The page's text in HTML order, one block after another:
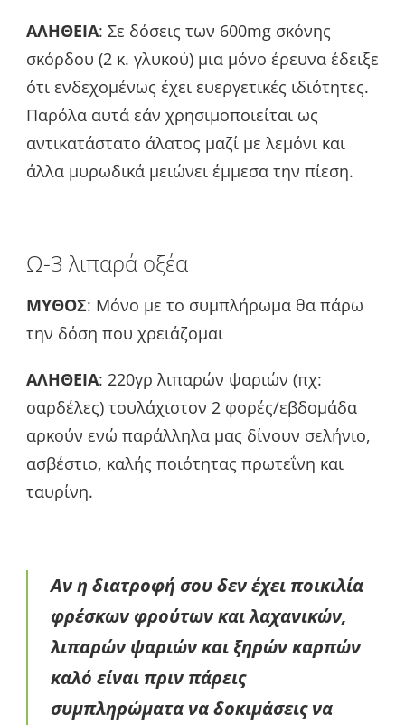
ΑΛΗΘΕΙΑ: Σε δόσεις των 600mg σκόνης
σκόρδου (2 κ. γλυκού) μια μόνο έρευνα έδειξε
ότι ενδεχομένως έχει ευεργετικές ιδιότητες.
Παρόλα αυτά εάν χρησιμοποιείται ως
αντικατάστατο άλατος μαζί με λεμόνι και
άλλα μυρωδικά μειώνει έμμεσα την πίεση.
Ω-3 λιπαρά οξέα
ΜΥΘΟΣ: Μόνο με το συμπλήρωμα θα πάρω
την δόση που χρειάζομαι
ΑΛΗΘΕΙΑ: 220γρ λιπαρών ψαριών (πχ:
σαρδέλες) τουλάχιστον 2 φορές/εβδομάδα
αρκούν ενώ παράλληλα μας δίνουν σελήνιο,
ασβέστιο, καλής ποιότητας πρωτεΐνη και
ταυρίνη.
Αν η διατροφή σου δεν έχει ποικιλία
φρέσκων φρούτων και λαχανικών,
λιπαρών ψαριών και ξηρών καρπών
καλό είναι πριν πάρεις
συμπληρώματα να δοκιμάσεις να